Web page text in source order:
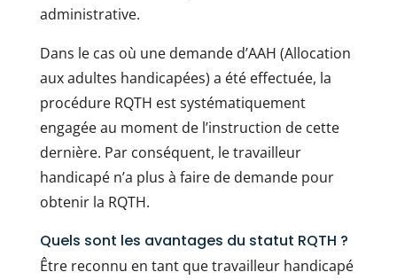
administrative.
Dans le cas où une demande d’AAH (Allocation
aux adultes handicapées) a été effectuée, la
procédure RQTH est systématiquement
engagée au moment de l’instruction de cette
dernière. Par conséquent, le travailleur
handicapé n’a plus à faire de demande pour
obtenir la RQTH.
Quels sont les avantages du statut RQTH ?
Être reconnu en tant que travailleur handicapé